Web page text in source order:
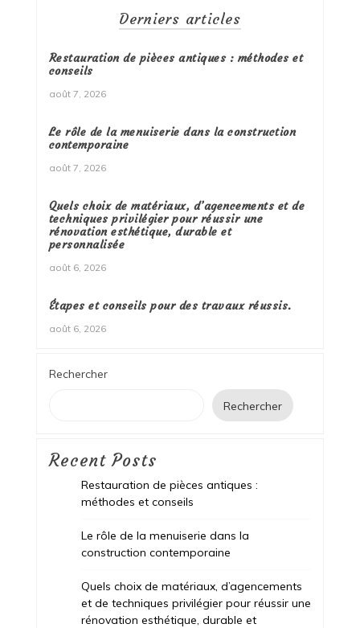
Derniers articles
Restauration de pièces antiques : méthodes et
conseils
août 7, 2026
Le rôle de la menuiserie dans la construction
contemporaine
août 7, 2026
Quels choix de matériaux, d’agencements et de
techniques privilégier pour réussir une
rénovation esthétique, durable et
personnalisée
août 6, 2026
Étapes et conseils pour des travaux réussis.
août 6, 2026
Rechercher
Rechercher
Recent Posts
Restauration de pièces antiques :
méthodes et conseils
Le rôle de la menuiserie dans la
construction contemporaine
Quels choix de matériaux, d’agencements
et de techniques privilégier pour réussir une
rénovation esthétique, durable et